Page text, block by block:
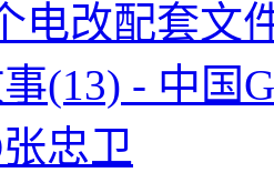
电改配套文
(13) - 中国
忠卫